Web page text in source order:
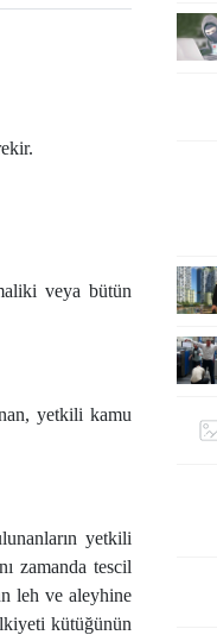
veya bütün
yetkili kamu
yetkili
zamanda tescil
leh ve aleyhine
kütüğünün